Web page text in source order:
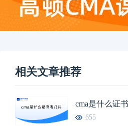
相关文章推荐
cma是什么证
655